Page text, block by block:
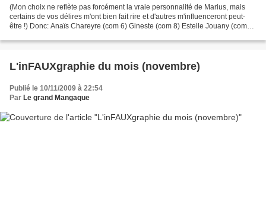
(Mon choix ne reflète pas forcément la vraie personnalité de Marius, mais
certains de vos délires m'ont bien fait rire et d'autres m'influenceront peut-
être !) Donc: Anaïs Chareyre (com 6) Gineste (com 8) Estelle Jouany (com
L'inFAUXgraphie du mois (novembre)
Publié le 10/11/2009 à 22:54
Par Le grand Mangaque